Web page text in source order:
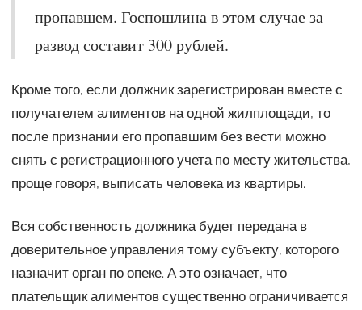
пропавшем. Госпошлина в этом случае за
развод составит 300 рублей.
Кроме того, если должник зарегистрирован вместе с
получателем алиментов на одной жилплощади, то
после признании его пропавшим без вести можно
снять с регистрационного учета по месту жительства,
проще говоря, выписать человека из квартиры.
Вся собственность должника будет передана в
доверительное управления тому субъекту, которого
назначит орган по опеке. А это означает, что
плательщик алиментов существенно ограничивается